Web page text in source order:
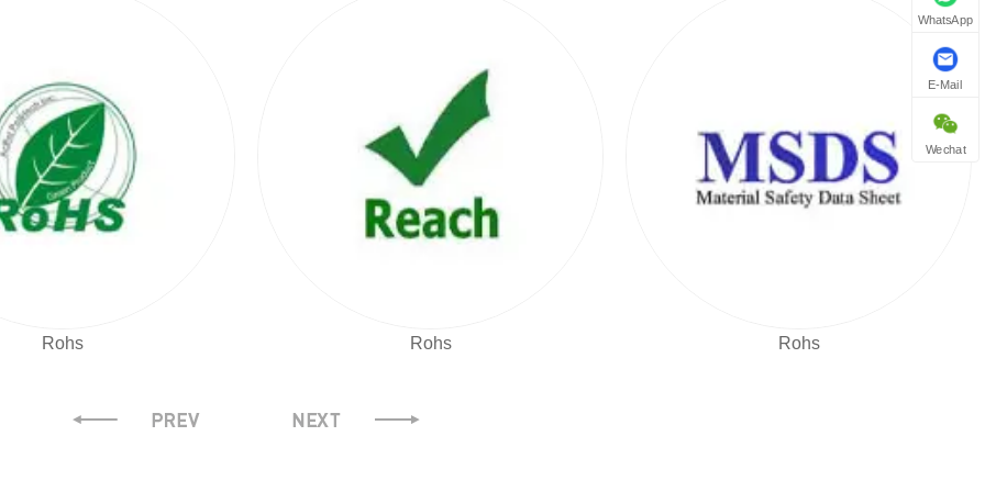
Rohs Rohs Rohs
WhatsApp
E-Mail
Wechat